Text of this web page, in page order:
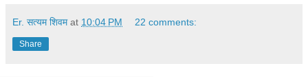
Er. सत्यम शिवम at 10:04 PM 22 comments:
Share